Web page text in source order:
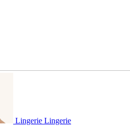
Lingerie Lingerie